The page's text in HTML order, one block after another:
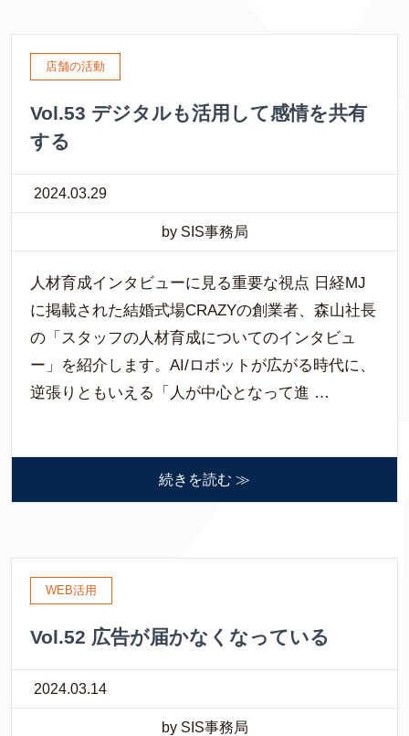
店舗の活動
Vol.53 デジタルも活用して感情を共有
する
2024.03.29
by SIS事務局
人材育成インタビューに見る重要な視点 日経MJ
に掲載された結婚式場CRAZYの創業者、森山社長
の「スタッフの人材育成についてのインタビュ
ー」を紹介します。AI/ロボットが広がる時代に、
逆張りともいえる「人が中心となって進 …
続きを読む ≫
WEB活用
Vol.52 広告が届かなくなっている
2024.03.14
by SIS事務局